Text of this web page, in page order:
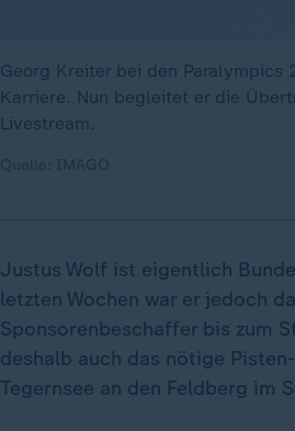
Georg Kreiter bei den Paralympics
Karriere. Nun begleitet er die
Livestream.
Justus Wolf ist eigentlich
letzten Wochen war er jedoch
Sponsorenbeschaffer bis zum
deshalb auch das nötige
Tegernsee an den Feldberg im